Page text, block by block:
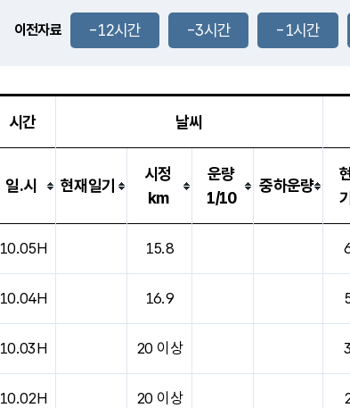
2.5m/s
-
이전자료 -12시간 -3시간 -1시간
시간 날씨
일.시 현재일기
시정
km
운량
1/10
중하운량
10.05H 15.8
10.04H 16.9
10.03H 20 이상
10.02H 20 이상